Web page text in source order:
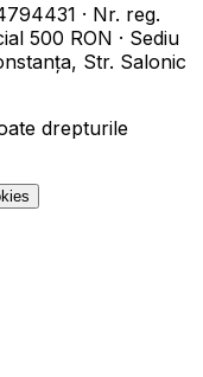
· Nr. reg.
500 RON · Sediu
Str. Salonic
drepturile